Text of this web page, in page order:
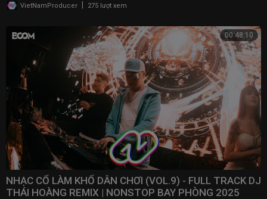
VietNamProducer 275 lượt xem
00:48:10
NHẠC CỔ LÀM KHỔ DÂN CHƠI (VOL.9) - FULL TRACK DJ
THÁI HOÀNG REMIX | NONSTOP BAY PHÒNG 2025